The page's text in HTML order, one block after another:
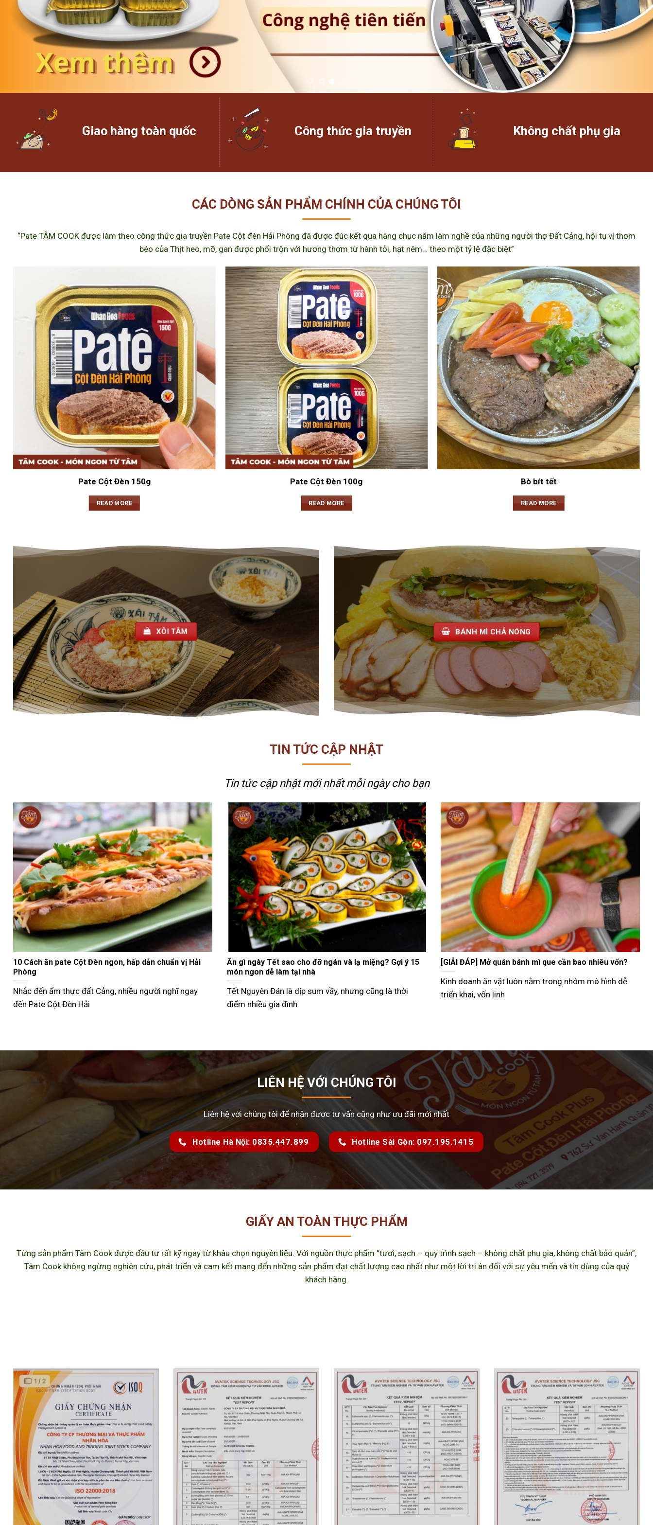
Giao hàng toàn quốc Công thức gia truyền Không chất phụ gia
CÁC DÒNG SẢN PHẨM CHÍNH CỦA CHÚNG TÔI
“Pate TÂM COOK được làm theo công thức gia truyền Pate Cột đèn Hải Phòng đã được đúc kết qua hàng chục năm làm nghề của những người thợ Đất Cảng, hội tụ vị thơm
béo của Thịt heo, mỡ, gan được phối trộn với hương thơm từ hành tỏi, hạt nêm… theo một tỷ lệ đặc biệt”
Pate Cột Đèn 150g
READ MORE
Pate Cột Đèn 100g
READ MORE
Bò bít tết
READ MORE
XÔI TÂM
BÁNH MÌ CHẢ NÓNG
TIN TỨC CẬP NHẬT
Tin tức cập nhật mới nhấtmỗi ngày cho bạn
Nướng bánh mì que bằng nồi chiên không dầu giòn
ngon như ngoài tiệm
Không phải ai cũng biết cách nướng bánh mì que bằng
nồi chiên không dầu
Gợi ý các món đãi khách ngày Tết đầy đủ 3 miền
Tết Nguyên Đán không chỉ là dịp đoàn viên mà còn là
thời điểm các
Tư vấn bán bánh mì que vỉa hè từ A–Z hiệu quả nhất
Hiện nay, nhiều người lựa chọn mô hình bán bánh mì
que vỉa hè như
LIÊN HỆ VỚI CHÚNG TÔI
Liên hệ với chúng tôi để nhận được tư vấn cũng như ưu đãi mới nhất
Hotline Hà Nội: 0835.447.899 Hotline Sài Gòn: 097.195.1415
GIẤY AN TOÀN THỰC PHẨM
Từng sản phẩm Tâm Cook được đầu tư rất kỹ ngay từ khâu chọn nguyên liệu. Với nguồn thực phẩm “tươi, sạch – quy trình sạch – không chất phụ gia, không chất bảo quản”,
Tâm Cook không ngừng nghiên cứu, phát triển và cam kết mang đến những sản phẩm đạt chất lượng cao nhất như một lời tri ân đối với sự yêu mến và tin dùng của quý
khách hàng.